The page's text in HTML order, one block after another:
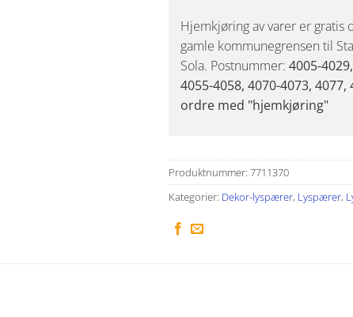
Hjemkjøring av varer er gratis
gamle kommunegrensen til
Sola. Postnummer: 4005-
4055-4058, 4070-4073,
ordre med "hjemkjøring"
Produktnummer: 7711370
Kategorier: Dekor-lyspærer, Lyspærer,